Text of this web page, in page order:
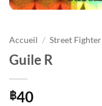
Accueil / Street Fighter
Guile R
฿40